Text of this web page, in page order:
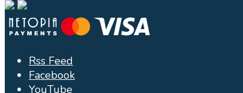
Rss Feed
Facebook
YouTube